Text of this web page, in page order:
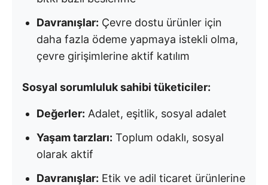
Davranışlar: Çevre dostu ürünler için
daha fazla ödeme yapmaya istekli olma,
çevre girişimlerine aktif katılım
Sosyal sorumluluk sahibi tüketiciler:
Değerler: Adalet, eşitlik, sosyal adalet
Yaşam tarzları: Toplum odaklı, sosyal
olarak aktif
Davranışlar: Etik ve adil ticaret ürünlerine